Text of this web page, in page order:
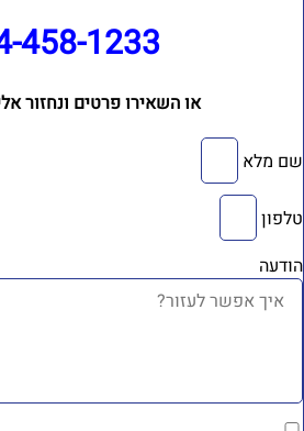
458-1233⁩
או השאירו פרטים ונחזור
מלא